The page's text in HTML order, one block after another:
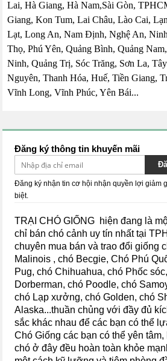
Lai, Hà Giang, Hà Nam,Sài Gòn,
Giang, Kon Tum, Lai Châu, Lào Cai,
Lạt, Long An, Nam Định, Nghệ An,
Thọ, Phú Yên, Quảng Bình, Quảng
Ninh, Quảng Trị, Sóc Trăng, Sơn La,
Nguyên, Thanh Hóa, Huế, Tiền Giang,
Vĩnh Long, Vĩnh Phúc, Yên Bái...
Đăng ký thông tin khuyến mãi
Đăng ký nhận tin cơ hội nhận quyền lợi giảm
biệt.
TRẠI CHÓ GIỐNG hiện đang là
chỉ bán chó cảnh uy tín nhất tại
chuyên mua bán và trao đổi giống
Malinois , chó Becgie, Chó Phú
Pug, chó Chihuahua, chó Phốc
Dorberman, chó Poodle, chó
chó Lạp xưởng, chó Golden, chó
Alaska...thuần chủng với đầy đủ
sắc khác nhau để các bạn có thể
Chó Giống các bạn có thể yên
chó ở đây đều hoàn toàn khỏe